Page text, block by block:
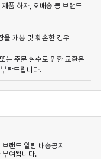
품 하자, 오배송 등 브랜드
을 개봉 및 훼손한 경우
는 주문 실수로 인한 교환은
탁드립니다.
랜드 알림 배송공지
부여됩니다.